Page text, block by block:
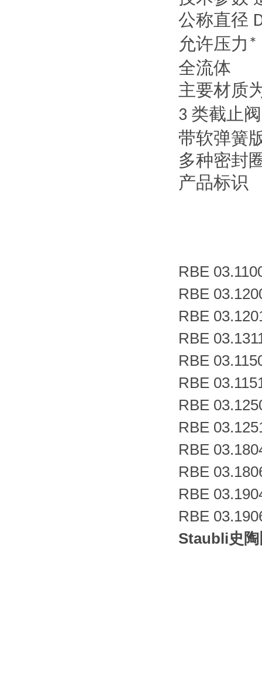
公称直径
允许压力 *
全流体
主要材质
3 类截止阀
带软弹簧
多种密封
产品标识
RBE
RBE
RBE
RBE
RBE
RBE
RBE
RBE
RBE
RBE
RBE
RBE
Staubli史陶